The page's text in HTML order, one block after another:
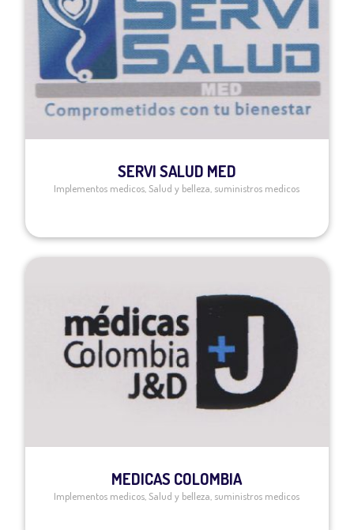
SERVI SALUD MED
Implementos medicos ,Salud y belleza suministros medicos
MEDICAS COLOMBIA
Implementos medicos ,Salud y belleza suministros medicos